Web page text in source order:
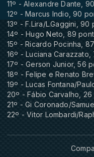
11º - Alexandre Dante,
12º - Marcus Indio, 90
13º - F.Lira/L.Gaggini, 90
14º - Hugo Neto, 89
15º - Ricardo Pocinha,
16º - Luciana Carazzato,
17º - Gerson Junior, 56
18º - Felipe e Renato
19º - Lucas Fontana/
20º - Fábio Carvalho, 26
21º - Gi Coronado/
22º - Vitor Lombardi/